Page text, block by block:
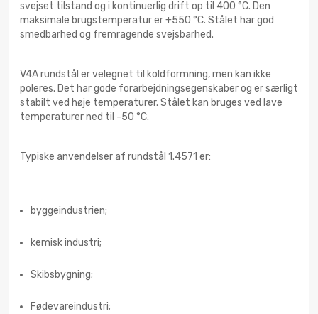
svejset tilstand og i kontinuerlig drift op til 400 °C. Den
maksimale brugstemperatur er +550 °C. Stålet har god
smedbarhed og fremragende svejsbarhed.
V4A rundstål er velegnet til koldformning, men kan ikke
poleres. Det har gode forarbejdningsegenskaber og er særligt
stabilt ved høje temperaturer. Stålet kan bruges ved lave
temperaturer ned til -50 °C.
Typiske anvendelser af rundstål 1.4571 er:
byggeindustrien;
kemisk industri;
Skibsbygning;
Fødevareindustri;